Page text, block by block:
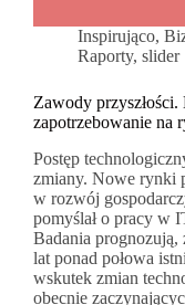
Inspirująco,
Raporty, slider
Zawody
zapotrzebowanie na
Postęp
zmiany. Nowe rynki
w rozwój
pomyślał o pracy w
Badania
lat ponad połowa
wskutek zmian
obecnie